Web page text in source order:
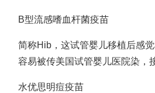
B型流感嗜血杆菌疫苗
简称Hib，这试管婴儿移植后感觉
容易被传美国试管婴儿医院染，
水优思明痘疫苗